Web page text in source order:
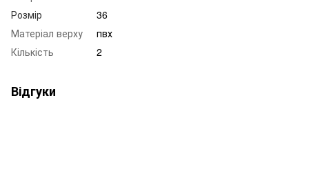
Розмір
36
Матеріал верху
пвх
Кількість
2
Відгуки